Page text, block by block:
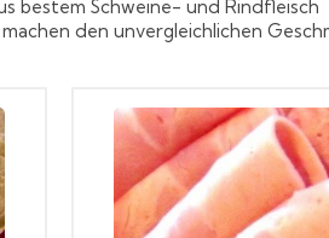
bestem Schweine- und Rindfleisch
den unvergleichlichen